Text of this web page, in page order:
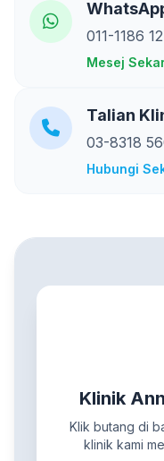
011-1186
Mesej
Talian
03-8318
Hubungi
Klinik
Klik butang di
klinik kami